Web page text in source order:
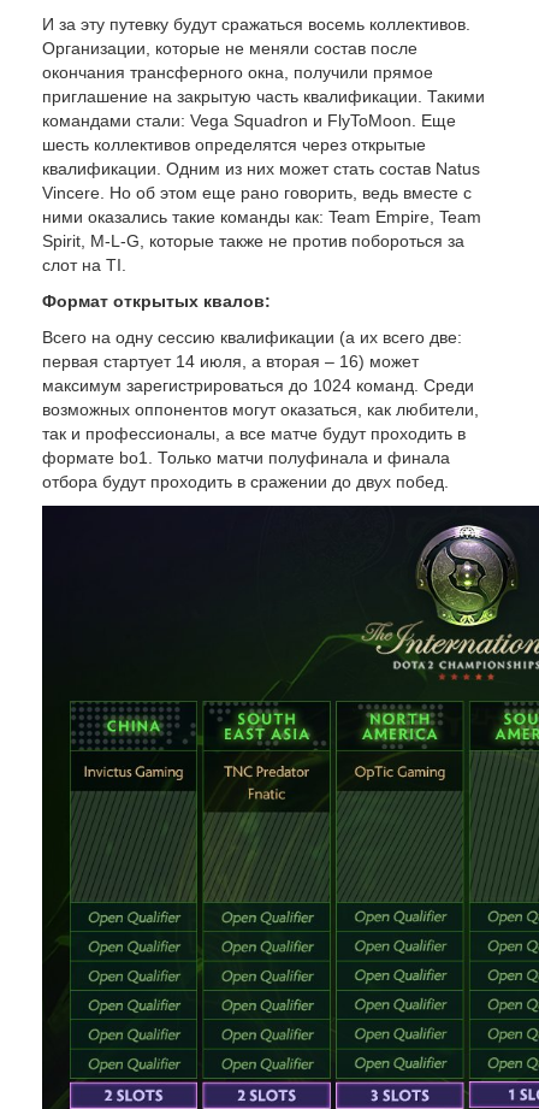
И за эту путевку будут сражаться восемь коллективов.
Организации, которые не меняли состав после
окончания трансферного окна, получили прямое
приглашение на закрытую часть квалификации. Такими
командами стали: Vega Squadron и FlyToMoon. Еще
шесть коллективов определятся через открытые
квалификации. Одним из них может стать состав Natus
Vincere. Но об этом еще рано говорить, ведь вместе с
ними оказались такие команды как: Team Empire, Team
Spirit, M-L-G, которые также не против побороться за
слот на TI.
Формат открытых квалов:
Всего на одну сессию квалификации (а их всего две:
первая стартует 14 июля, а вторая – 16) может
максимум зарегистрироваться до 1024 команд. Среди
возможных оппонентов могут оказаться, как любители,
так и профессионалы, а все матче будут проходить в
формате bo1. Только матчи полуфинала и финала
отбора будут проходить в сражении до двух побед.